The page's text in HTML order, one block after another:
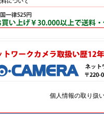
個人情報の取り扱